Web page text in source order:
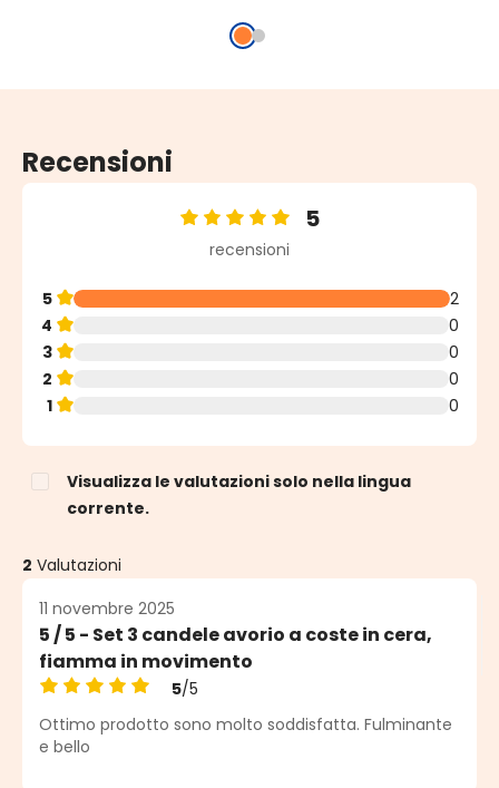
Recensioni
Valutazione media di 5 su 5 stelle
5
recensioni
5
2
4
0
3
0
2
0
1
0
Visualizza le valutazioni solo nella lingua
corrente.
2 Valutazioni
11 novembre 2025
5 / 5 - Set 3 candele avorio a coste in cera,
fiamma in movimento
Valutazione media di 5 su 5 stelle
5/5
Ottimo prodotto sono molto soddisfatta. Fulminante
e bello